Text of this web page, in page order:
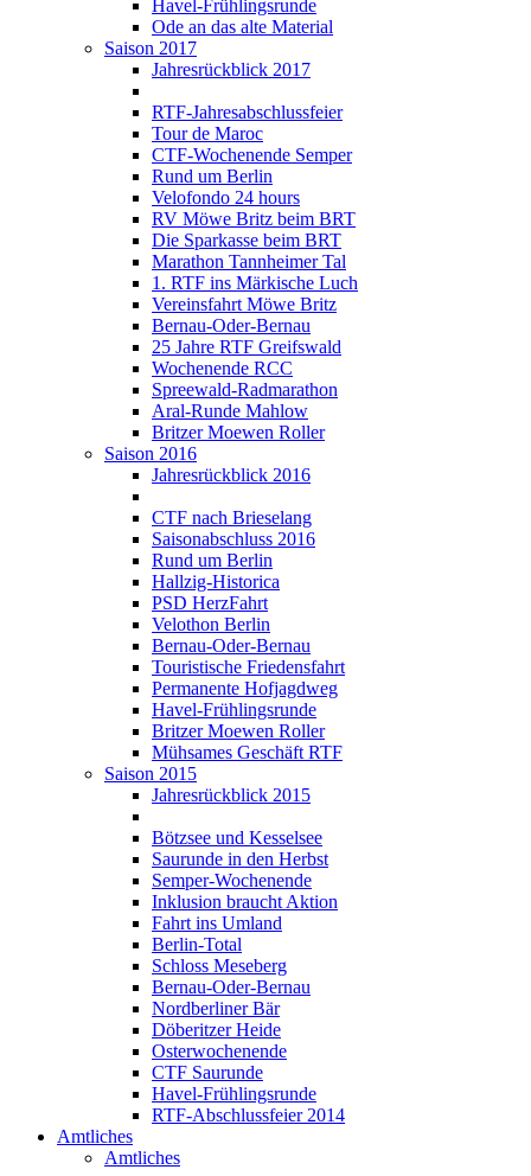
Havel-Frühlingsrunde
Ode an das alte Material
Saison 2017
Jahresrückblick 2017
RTF-Jahresabschlussfeier
Tour de Maroc
CTF-Wochenende Semper
Rund um Berlin
Velofondo 24 hours
RV Möwe Britz beim BRT
Die Sparkasse beim BRT
Marathon Tannheimer Tal
1. RTF ins Märkische Luch
Vereinsfahrt Möwe Britz
Bernau-Oder-Bernau
25 Jahre RTF Greifswald
Wochenende RCC
Spreewald-Radmarathon
Aral-Runde Mahlow
Britzer Moewen Roller
Saison 2016
Jahresrückblick 2016
CTF nach Brieselang
Saisonabschluss 2016
Rund um Berlin
Hallzig-Historica
PSD HerzFahrt
Velothon Berlin
Bernau-Oder-Bernau
Touristische Friedensfahrt
Permanente Hofjagdweg
Havel-Frühlingsrunde
Britzer Moewen Roller
Mühsames Geschäft RTF
Saison 2015
Jahresrückblick 2015
Bötzsee und Kesselsee
Saurunde in den Herbst
Semper-Wochenende
Inklusion braucht Aktion
Fahrt ins Umland
Berlin-Total
Schloss Meseberg
Bernau-Oder-Bernau
Nordberliner Bär
Döberitzer Heide
Osterwochenende
CTF Saurunde
Havel-Frühlingsrunde
RTF-Abschlussfeier 2014
Amtliches
Amtliches